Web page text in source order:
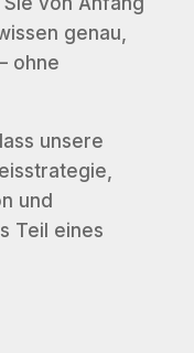
genau,
ohne
unsere
und
Teil eines